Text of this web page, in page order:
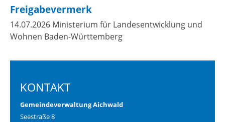
Freigabevermerk
14.07.2026 Ministerium für Landesentwicklung und
Wohnen Baden-Württemberg
KONTAKT
Gemeindeverwaltung Aichwald
Seestraße 8